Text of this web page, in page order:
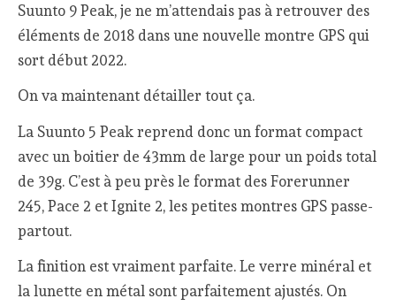
Suunto 9 Peak, je ne m’attendais pas à retrouver des
éléments de 2018 dans une nouvelle montre GPS qui
sort début 2022.
On va maintenant détailler tout ça.
La Suunto 5 Peak reprend donc un format compact
avec un boitier de 43mm de large pour un poids total
de 39g. C’est à peu près le format des Forerunner
245, Pace 2 et Ignite 2, les petites montres GPS passe-
partout.
La finition est vraiment parfaite. Le verre minéral et
la lunette en métal sont parfaitement ajustés. On